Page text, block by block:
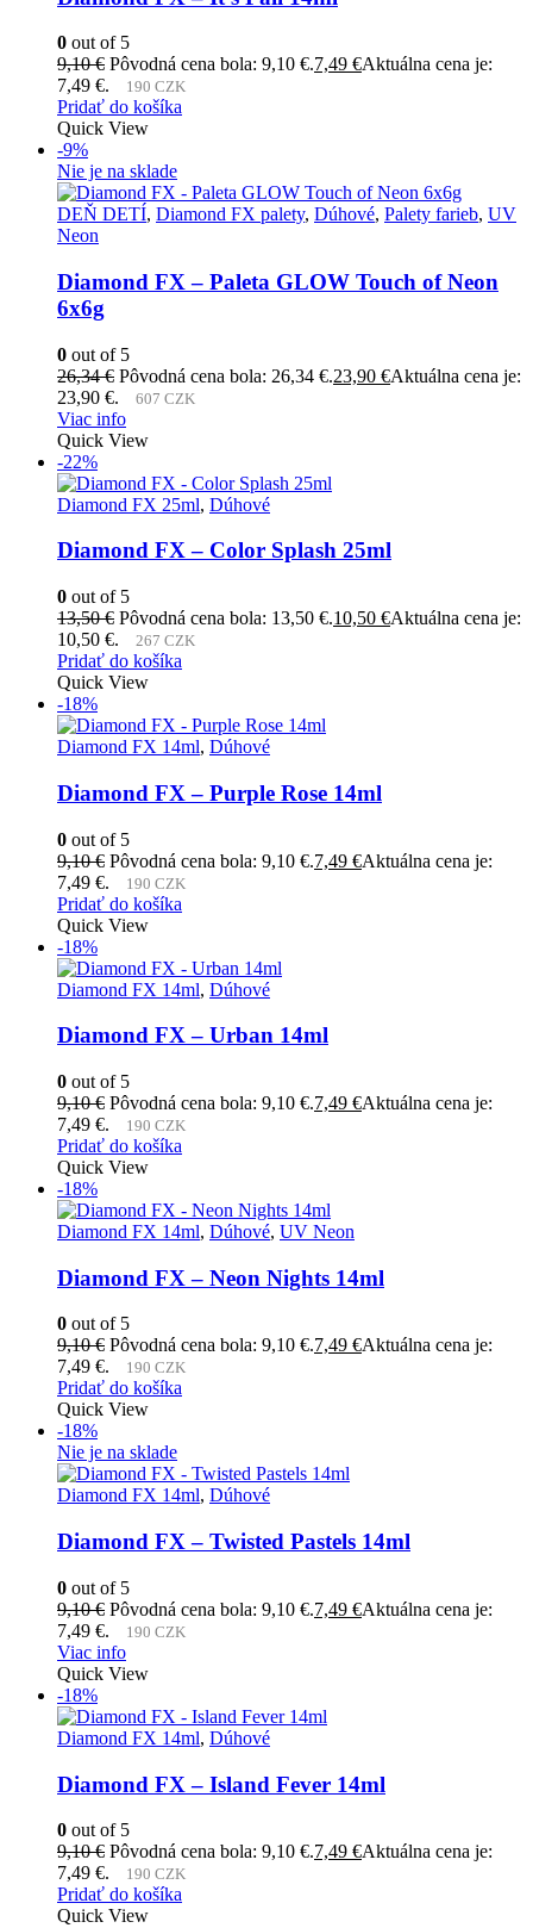
0 out of 5
9,10€ Pôvodná cena bola: 9,10 €.7,49 €Aktuálna cena je:
7,49 €.
190 CZK
Pridať do košíka
Quick View
-9%
Nie je na sklade
DEŇ DETÍ, Diamond FX palety, Dúhové, Palety farieb, UV
Neon
Diamond FX – Paleta GLOW Touch of Neon
6x6g
0 out of 5
26,34€ Pôvodná cena bola: 26,34 €.23,90 €Aktuálna cena je:
23,90 €.
607 CZK
Viac info
Quick View
-22%
Diamond FX 25ml, Dúhové
Diamond FX – Color Splash 25ml
0 out of 5
13,50€ Pôvodná cena bola: 13,50 €.10,50 €Aktuálna cena je:
10,50 €.
267 CZK
Pridať do košíka
Quick View
-18%
Diamond FX 14ml, Dúhové
Diamond FX – Purple Rose 14ml
0 out of 5
9,10€ Pôvodná cena bola: 9,10 €.7,49 €Aktuálna cena je:
7,49 €.
190 CZK
Pridať do košíka
Quick View
-18%
Diamond FX 14ml, Dúhové
Diamond FX – Urban 14ml
0 out of 5
9,10€ Pôvodná cena bola: 9,10 €.7,49 €Aktuálna cena je:
7,49 €.
190 CZK
Pridať do košíka
Quick View
-18%
Diamond FX 14ml, Dúhové, UV Neon
Diamond FX – Neon Nights 14ml
0 out of 5
9,10€ Pôvodná cena bola: 9,10 €.7,49 €Aktuálna cena je:
7,49 €.
190 CZK
Pridať do košíka
Quick View
-18%
Nie je na sklade
Diamond FX 14ml, Dúhové
Diamond FX – Twisted Pastels 14ml
0 out of 5
9,10€ Pôvodná cena bola: 9,10 €.7,49 €Aktuálna cena je:
7,49 €.
190 CZK
Viac info
Quick View
-18%
Diamond FX 14ml, Dúhové
Diamond FX – Island Fever 14ml
0 out of 5
9,10€ Pôvodná cena bola: 9,10 €.7,49 €Aktuálna cena je:
7,49 €.
190 CZK
Pridať do košíka
Quick View